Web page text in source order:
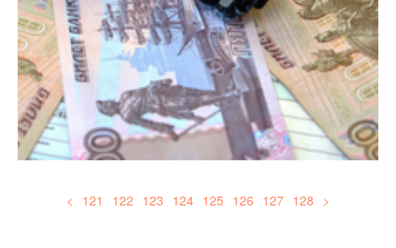
< 121 122 123 124 125 126 127 128 >